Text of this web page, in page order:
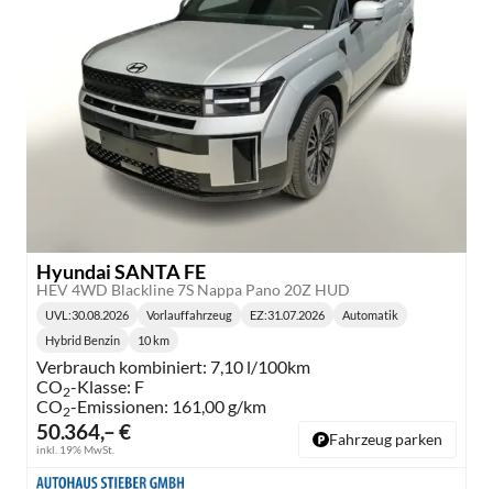
Hyundai SANTA FE
HEV 4WD Blackline 7S Nappa Pano 20Z HUD
50.364,– €
inkl. 19% MwSt.
Lieferzeit:
UVL :30.08.2026 Vorlauffahrzeug EZ:31.07.2026
Getriebe:
Automatik
Kraftstoff:
Hybrid Benzin
Kilometerstand:
10 km
Verbrauch kombiniert: 7,10 l/100km
CO2-Klasse: F
CO2-Emissionen: 161,00 g/km
Fahrzeug parken